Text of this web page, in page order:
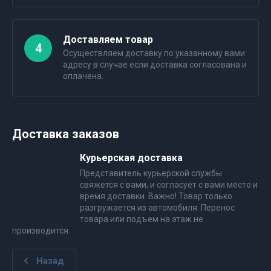
4
Доставляем товар
Осуществляем доставку по указанному вами
адресу в случае если доставка согласована и
оплачена.
Доставка заказов
Курьерская доставка
Представитель курьерской службы
свяжется с вами, и согласует с вами место и
время доставки. Важно! Товар только
разгружается из автомобиля. Перенос
товара или подъем на этаж не
производится.
Назад